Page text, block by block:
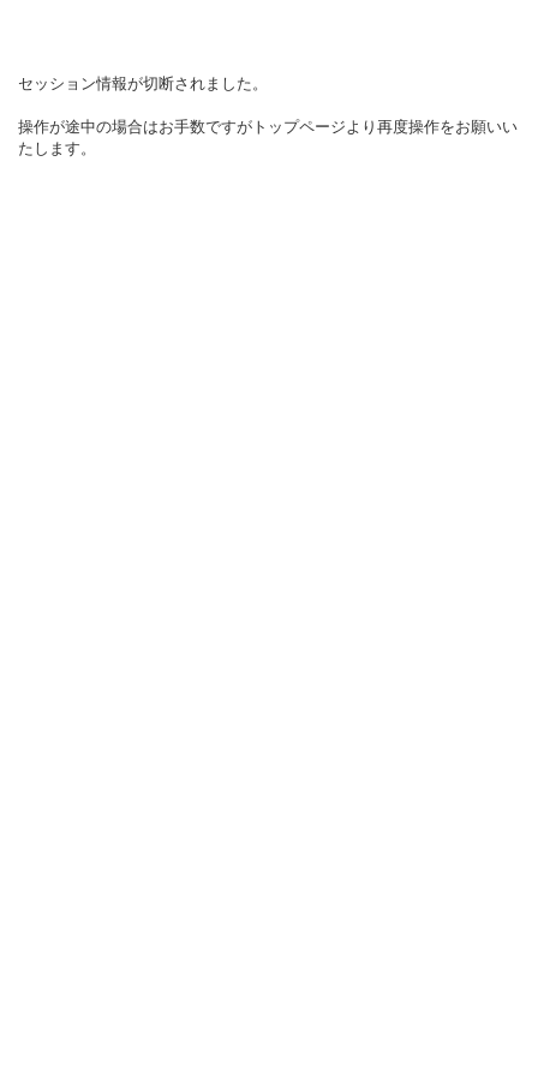
セッション情報が切断されました。
操作が途中の場合はお手数ですがトップページより再度操作をお願いい
たします。